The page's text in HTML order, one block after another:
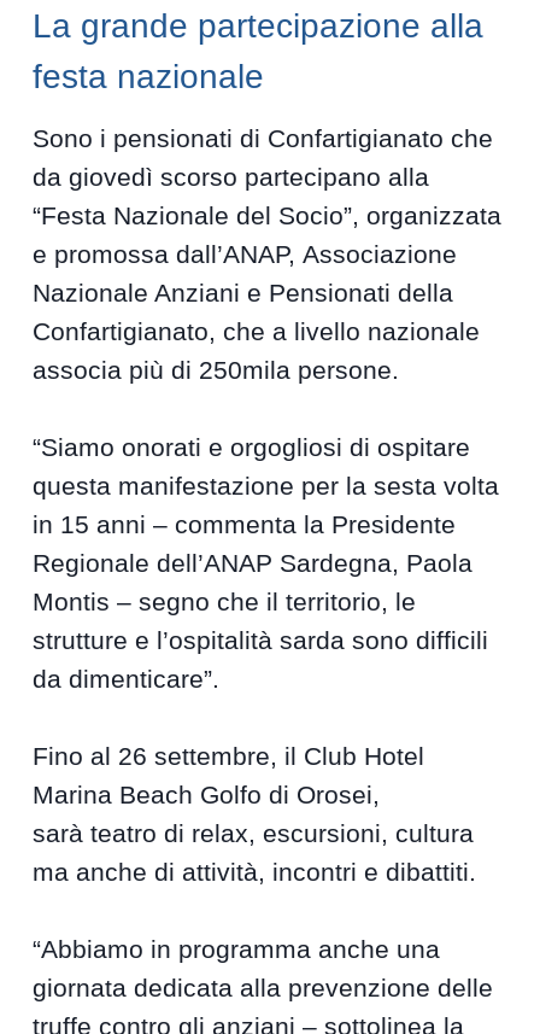
La grande partecipazione alla
festa nazionale
Sono i pensionati di Confartigianato che
da giovedì scorso partecipano alla
“Festa Nazionale del Socio”, organizzata
e promossa dall’ANAP, Associazione
Nazionale Anziani e Pensionati della
Confartigianato, che a livello nazionale
associa più di 250mila persone.
“Siamo onorati e orgogliosi di ospitare
questa manifestazione per la sesta volta
in 15 anni – commenta la Presidente
Regionale dell’ANAP Sardegna, Paola
Montis – segno che il territorio, le
strutture e l’ospitalità sarda sono difficili
da dimenticare”.
Fino al 26 settembre, il Club Hotel
Marina Beach Golfo di Orosei,
sarà teatro di relax, escursioni, cultura
ma anche di attività, incontri e dibattiti.
“Abbiamo in programma anche una
giornata dedicata alla prevenzione delle
truffe contro gli anziani – sottolinea la